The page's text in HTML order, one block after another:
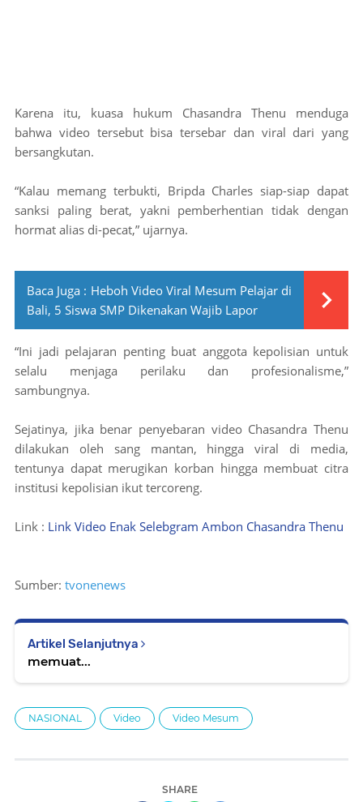
Karena itu, kuasa hukum Chasandra Thenu menduga
bahwa video tersebut bisa tersebar dan viral dari yang
bersangkutan.
“Kalau memang terbukti, Bripda Charles siap-siap dapat
sanksi paling berat, yakni pemberhentian tidak dengan
hormat alias di-pecat,” ujarnya.
Baca Juga : Heboh Video Viral Mesum Pelajar di
Bali, 5 Siswa SMP Dikenakan Wajib Lapor
“Ini jadi pelajaran penting buat anggota kepolisian untuk
selalu menjaga perilaku dan profesionalisme,”
sambungnya.
Sejatinya, jika benar penyebaran video Chasandra Thenu
dilakukan oleh sang mantan, hingga viral di media,
tentunya dapat merugikan korban hingga membuat citra
institusi kepolisian ikut tercoreng.
Link : Link Video Enak Selebgram Ambon Chasandra Thenu
Sumber: tvonenews
Artikel Selanjutnya
memuat...
NASIONAL Video Video Mesum
SHARE